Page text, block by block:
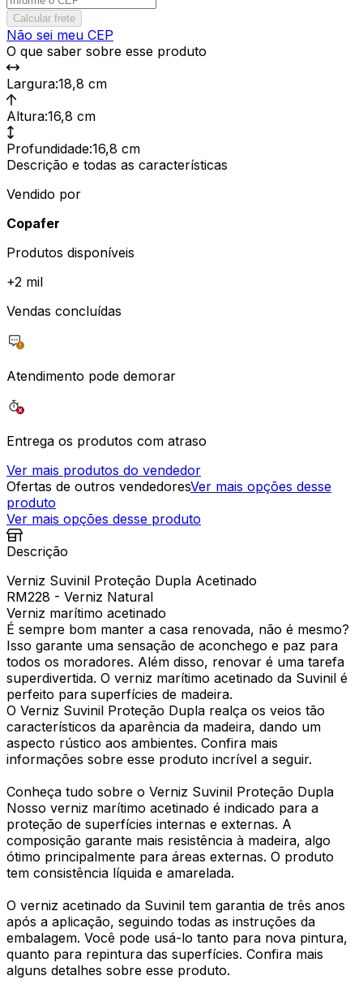
Calcular frete
Não sei meu CEP
O que saber sobre esse produto
Largura:18,8 cm
Altura:16,8 cm
Profundidade:16,8 cm
Descrição e todas as características
Vendido por
Copafer
Produtos disponíveis
+2 mil
Vendas concluídas
Atendimento pode demorar
Entrega os produtos com atraso
Ver mais produtos do vendedor
Ofertas de outros vendedoresVer mais opções desse
produto
Ver mais opções desse produto
Descrição
Verniz Suvinil Proteção Dupla Acetinado
RM228 - Verniz Natural
Verniz marítimo acetinado
É sempre bom manter a casa renovada, não é mesmo?
Isso garante uma sensação de aconchego e paz para
todos os moradores. Além disso, renovar é uma tarefa
superdivertida. O verniz marítimo acetinado da Suvinil é
perfeito para superfícies de madeira.
O Verniz Suvinil Proteção Dupla realça os veios tão
característicos da aparência da madeira, dando um
aspecto rústico aos ambientes. Confira mais
informações sobre esse produto incrível a seguir.
Conheça tudo sobre o Verniz Suvinil Proteção Dupla
Nosso verniz marítimo acetinado é indicado para a
proteção de superfícies internas e externas. A
composição garante mais resistência à madeira, algo
ótimo principalmente para áreas externas. O produto
tem consistência líquida e amarelada.
O verniz acetinado da Suvinil tem garantia de três anos
após a aplicação, seguindo todas as instruções da
embalagem. Você pode usá-lo tanto para nova pintura,
quanto para repintura das superfícies. Confira mais
alguns detalhes sobre esse produto.